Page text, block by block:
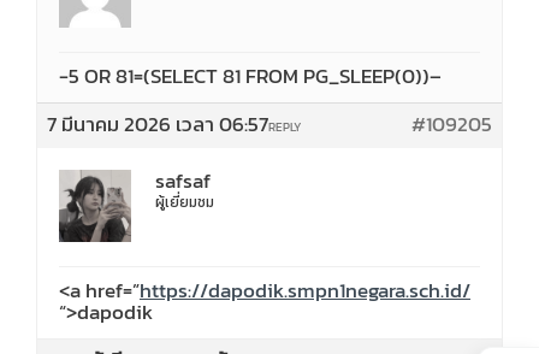
-5 OR 81=(SELECT 81 FROM PG_SLEEP(0))–
7 มีนาคม 2026 เวลา 06:57
#109205
REPLY
safsaf
ผู้เยี่ยมชม
<a href=”https://dapodik.smpn1negara.sch.id/
“>dapodik